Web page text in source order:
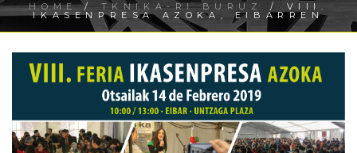
HOME/ TKNIKA-RI BURUZ / VIII.
IKASENPRESA AZOKA, EIBARREN